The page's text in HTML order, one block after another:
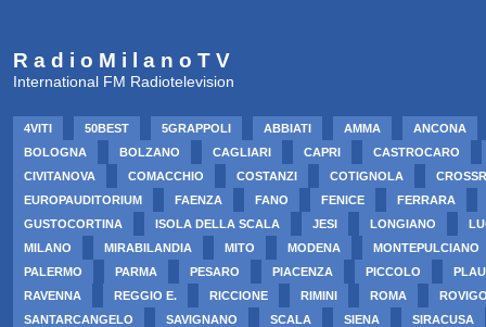
R a d i o M i l a n o T V
International FM Radiotelevision
4VITI 50BEST 5GRAPPOLI ABBIATI AMMA
ANCONA
BOLOGNA
BOLZANO CAGLIARI CAPRI
CASTROCARO
CIVITANOVA
COMACCHIO COSTANZI COTIGNOLA
EUROPAUDITORIUM
FAENZA FANO FENICE
FERRARA
GUSTOCORTINA
ISOLA DELLA SCALA JESI LONGIANO
MILANO
MIRABILANDIA MITO MODENA
MONTEPULCIANO
PALERMO
PARMA PESARO PIACENZA PICCOLO
RAVENNA
REGGIO E. RICCIONE RIMINI ROMA
SANTARCANGELO
SAVIGNANO SCALA SIENA
SIRACUSA